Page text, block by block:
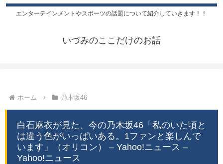
エンターテインメントやスポーツの話題について紹介していきます！！
いづみのここだけのお話
ホーム 乃木坂46
白石麻衣が見た、今の乃木坂46「私のいた頃と
は違う色がいっぱいある。1ファンと楽しんで
います」（オリコン） – Yahoo!ニュース –
Yahoo!ニュース